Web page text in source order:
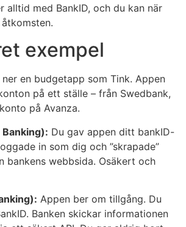
alltid med BankID, och du kan när
exempel
en budgetapp som Tink. Appen
på ett ställe – från Swedbank,
på Avanza.
Du gav appen ditt bankID-
in som dig och ”skrapade”
bankens webbsida. Osäkert och
Appen ber om tillgång. Du
Banken skickar informationen